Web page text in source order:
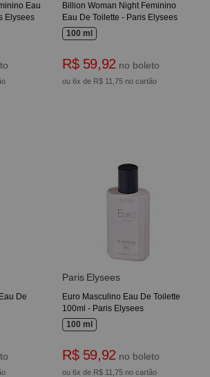
Eau
Elysees
Billion Woman Night Feminino
Eau De Toilette - Paris Elysees
100 ml
R$ 59,92 no boleto
ou 6x de R$ 11,75 no cartão
De
Paris Elysees
Euro Masculino Eau De Toilette
100ml - Paris Elysees
100 ml
R$ 59,92 no boleto
ou 6x de R$ 11,75 no cartão